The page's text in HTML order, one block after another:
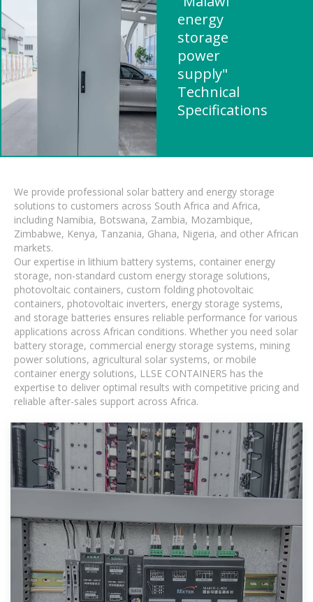
energy
storage
power
supply"
Technical
Specifications
We provide professional solar battery and energy storage
solutions to customers across South Africa and Africa,
including Namibia, Botswana, Zambia, Mozambique,
Zimbabwe, Kenya, Tanzania, Ghana, Nigeria, and other African
markets.
Our expertise in lithium battery systems, container energy
storage, non-standard custom energy storage solutions,
photovoltaic containers, custom folding photovoltaic
containers, photovoltaic inverters, energy storage systems,
and storage batteries ensures reliable performance for various
applications across African conditions. Whether you need solar
battery storage, commercial energy storage systems, mining
power solutions, agricultural solar systems, or mobile
container energy solutions, LLSE CONTAINERS has the
expertise to deliver optimal results with competitive pricing and
reliable after-sales support across Africa.